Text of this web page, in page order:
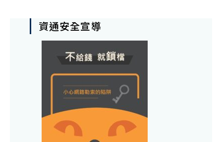
資通安全宣導